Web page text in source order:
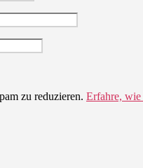
zu reduzieren. Erfahre, wie